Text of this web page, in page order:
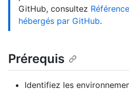
GitHub, consultez
hébergés par GitHub.
Prérequis
Identifiez les